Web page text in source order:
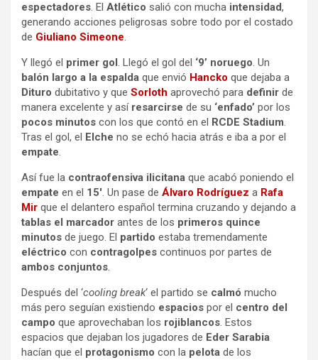
espectadores. El Atlético salió con mucha intensidad,
generando acciones peligrosas sobre todo por el costado
de Giuliano Simeone.
Y llegó el primer gol . Llegó el gol del ‘9’ noruego. Un
balón largo a la espalda que envió Hancko que dejaba a
Dituro dubitativo y que Sorloth aprovechó para definir de
manera excelente y así resarcirse de su ‘enfado’ por los
pocos minutos con los que contó en el RCDE Stadium.
Tras el gol, el
Elche no se echó hacia atrás e iba a por el
empate.
Así fue la contraofensiva ilicitana que acabó poniendo el
empate en el 15′. Un pase de Álvaro Rodríguez a Rafa
Mir que el delantero español termina cruzando y dejando a
tablas el marcador antes de los primeros quince
minutos de juego. El partido estaba tremendamente
eléctrico con contragolpes continuos por partes de
ambos conjuntos.
Después del ‘cooling break‘ el partido se calmó mucho
más pero seguían existiendo espacios por el centro del
campo que aprovechaban los rojiblancos. Estos
espacios que dejaban los jugadores de Eder Sarabia
hacían que el protagonismo con la pelota de los